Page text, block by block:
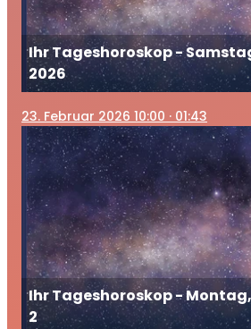
Ihr Tageshoroskop -
2026
23. Februar 2026 10:00 · 01:43
Ihr Tageshoroskop -
2